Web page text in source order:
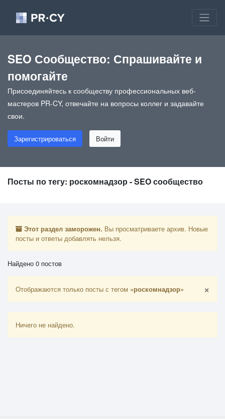
SEO Сообщество: Спрашивайте и
помогайте
Присоединяйтесь к сообществу профессиональных веб-
мастеров PR-CY, отвечайте на вопросы коллег и задавайте
свои.
Зарегистрироваться Войти
Посты по тегу: роскомнадзор - SEO сообщество
Этот раздел заморожен. Вы просматриваете архив. Новые
посты и ответы добавлять нельзя.
Найдено 0 постов
Отображаются только посты с тегом «роскомнадзор» ×
Ничего не найдено.